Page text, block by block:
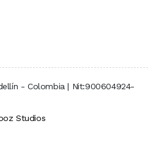
- Colombia | Nit:900604924-
Studios